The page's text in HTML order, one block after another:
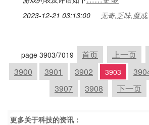
2023-12-21 03:13:00 无奇,乏味,魔
page 3903/7019 首页 上一页
3900
3901 3902 3903
3907
3908 下一页
更多关于科技的资讯：